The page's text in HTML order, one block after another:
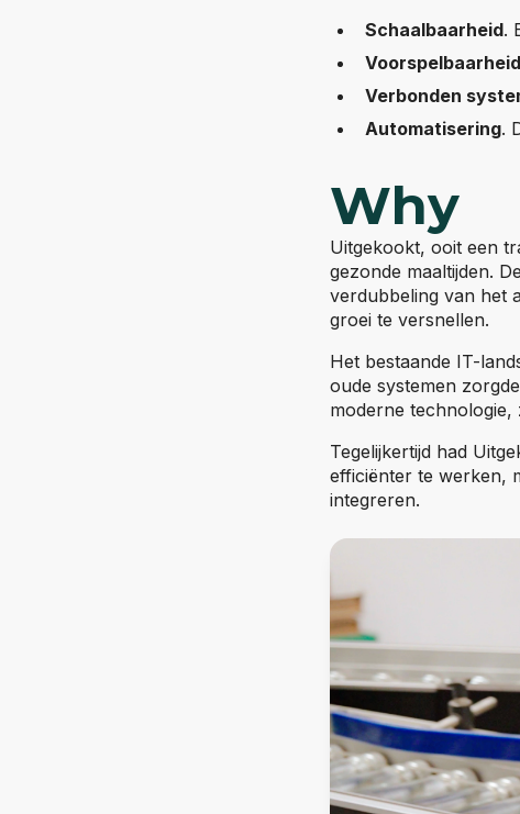
Schaalbaarheid.
Voorspelbaarheid
Verbonden
Automatisering.
Why
Uitgekookt, ooit een
gezonde maaltijden.
verdubbeling van het
groei te versnellen.
Het bestaande IT-
oude systemen
moderne
Tegelijkertijd had
efficiënter te werken,
integreren.